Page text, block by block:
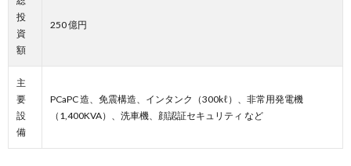
投
資
額
250 億円
主
要
設
備
PCaPC 造、免震構造、インタンク（300kℓ）、非常用発電機
（1,400KVA）、洗車機、顔認証セキュリティ など